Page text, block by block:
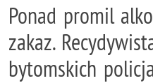
Ponad promil
zakaz.
bytomskich